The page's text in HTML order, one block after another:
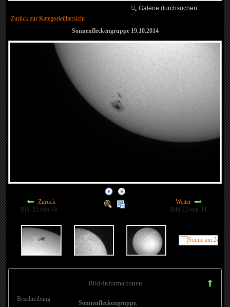
Zurück zur Kategorieübersicht
Sonnenfleckengruppe 19.10.2014
Zurück
Bild 21 von 34
Weiter
Bild 23 von 34
Bild-Informationen
Beschreibung
Sonnenfleckengruppe,